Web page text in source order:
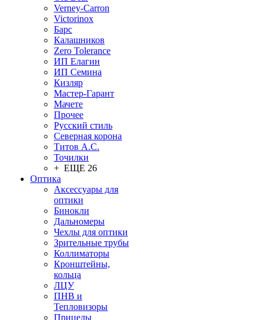
Verney-Carron
Victorinox
Барс
Калашников
Zero Tolerance
ИП Елагин
ИП Семина
Кизляр
Мастер-Гарант
Мачете
Прочее
Русский стиль
Северная корона
Титов А.С.
Точилки
+ ЕЩЕ 26
Оптика
Аксессуары для
оптики
Бинокли
Дальномеры
Чехлы для оптики
Зрительные трубы
Коллиматоры
Кронштейны,
кольца
ЛЦУ
ПНВ и
Тепловизоры
Прицелы